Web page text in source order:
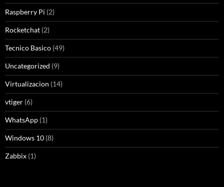
Raspberry Pi (2)
Rocketchat (2)
Tecnico Basico (49)
Uncategorized (9)
Virtualizacion (14)
vtiger (6)
WhatsApp (1)
Windows 10 (8)
Zabbix (1)